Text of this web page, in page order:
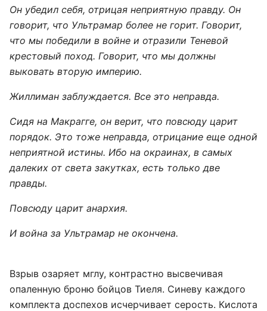
Он убедил себя, отрицая неприятную правду. Он
говорит, что Ультрамар более не горит. Говорит,
что мы победили в войне и отразили Теневой
крестовый поход. Говорит, что мы должны
выковать вторую империю.
Жиллиман заблуждается. Все это неправда.
Сидя на Макрагге, он верит, что повсюду царит
порядок. Это тоже неправда, отрицание еще одной
неприятной истины. Ибо на окраинах, в самых
далеких от света закутках, есть только две
правды.
Повсюду царит анархия.
И война за Ультрамар не окончена.
Взрыв озаряет мглу, контрастно высвечивая
опаленную броню бойцов Тиеля. Синеву каждого
комплекта доспехов исчерчивает серость. Кислота